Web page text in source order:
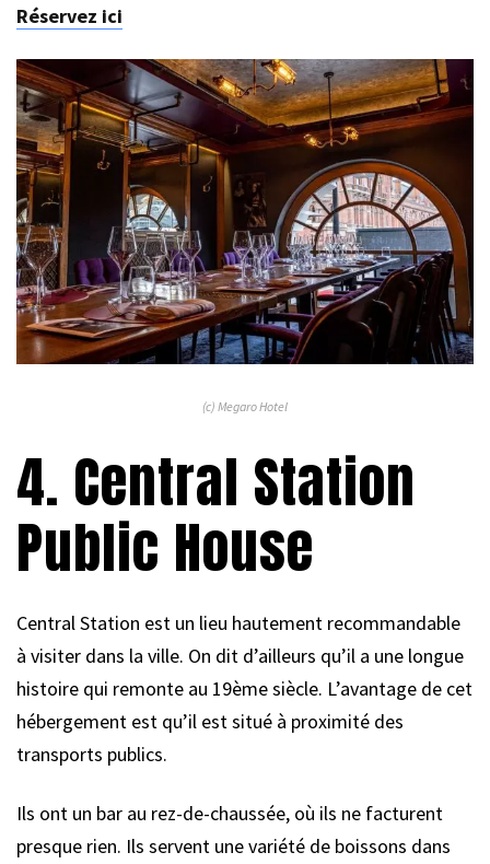
Réservez ici
(c) Megaro Hotel
4. Central Station
Public House
Central Station est un lieu hautement recommandable
à visiter dans la ville. On dit d’ailleurs qu’il a une longue
histoire qui remonte au 19ème siècle. L’avantage de cet
hébergement est qu’il est situé à proximité des
transports publics.
Ils ont un bar au rez-de-chaussée, où ils ne facturent
presque rien. Ils servent une variété de boissons dans